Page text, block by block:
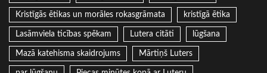
Kristīgās ētikas un morāles rokasgrāmata kristīgā ētika
Lasāmviela ticības spēkam Lutera citāti lūgšana
Mazā katehisma skaidrojums Mārtiņš Luters